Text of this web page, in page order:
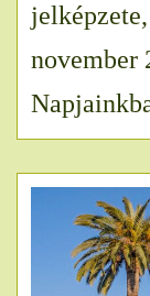
november